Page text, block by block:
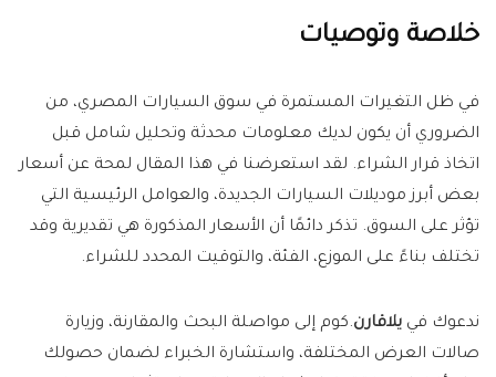
خلاصة وتوصيات
في ظل التغيرات المستمرة في سوق السيارات المصري، من
الضروري أن يكون لديك معلومات محدثة وتحليل شامل قبل
اتخاذ قرار الشراء. لقد استعرضنا في هذا المقال لمحة عن أسعار
بعض أبرز موديلات السيارات الجديدة، والعوامل الرئيسية التي
تؤثر على السوق. تذكر دائمًا أن الأسعار المذكورة هي تقديرية وقد
تختلف بناءً على الموزع، الفئة، والتوقيت المحدد للشراء.
ندعوك في يلاقارن.كوم إلى مواصلة البحث والمقارنة، وزيارة
صالات العرض المختلفة، واستشارة الخبراء لضمان حصولك